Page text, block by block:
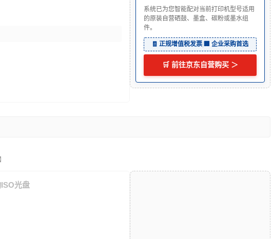
系统已为您智能配对当前打印机型号适用
的原装自营硒鼓、墨盒、碳粉或墨水组
件。
🧾 正规增值税发票 🏢 企业采购首选
🛒 前往京东自营购买 ＞
光盘